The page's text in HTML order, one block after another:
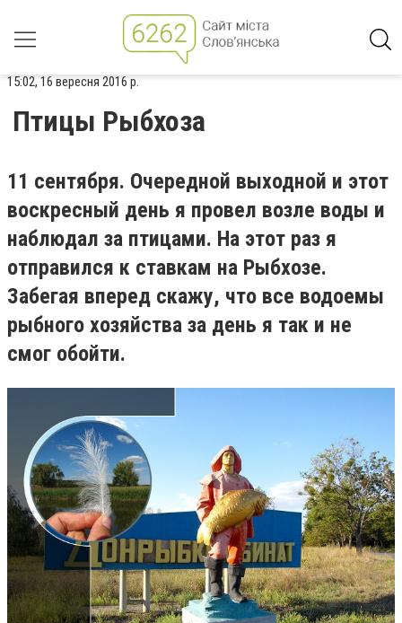
15:02, 16 вересня 2016 р.
Птицы Рыбхоза
11 сентября. Очередной выходной и этот
воскресный день я провел возле воды и
наблюдал за птицами. На этот раз я
отправился к ставкам на Рыбхозе.
Забегая вперед скажу, что все водоемы
рыбного хозяйства за день я так и не
смог обойти.